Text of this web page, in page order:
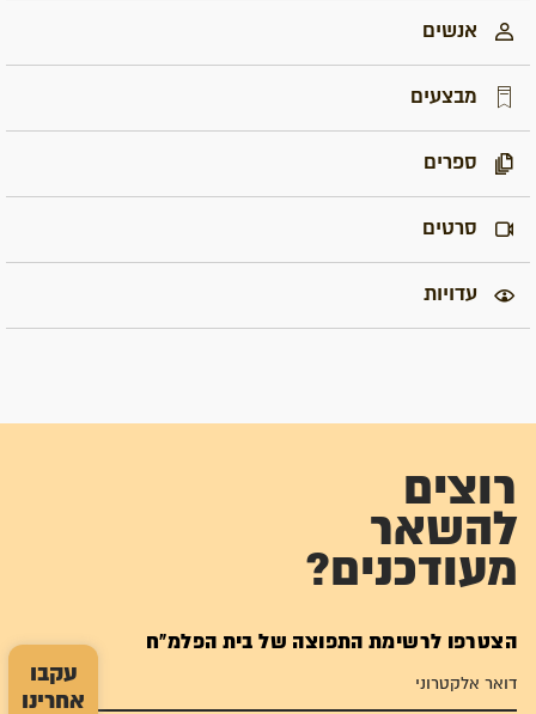
עקבו
אחרינו
אנשים
מבצעים
ספרים
סרטים
עדויות
רוצים
להשאר
מעודכנים?
הצטרפו לרשימת התפוצה של בית הפלמ"ח